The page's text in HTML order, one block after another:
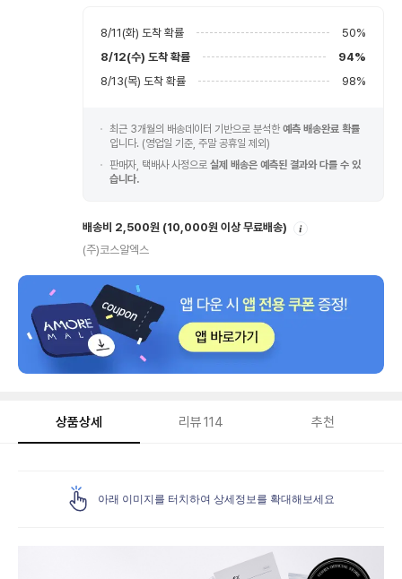
8/11(화) 도착 확률 50%
8/12(수) 도착 확률 94%
8/13(목) 도착 확률 98%
최근 3개월의 배송데이터 기반으로 분석한 예측 배송완료 확률
입니다. (영업일 기준, 주말 공휴일 제외)
판매자, 택배사 사정으로 실제 배송은 예측된 결과와 다를 수 있
습니다.
배송비 2,500원 (10,000원 이상 무료배송)
(주)코스알엑스
상품상세 리뷰114 추천
아래 이미지를 터치하여 상세정보를 확대해보세요